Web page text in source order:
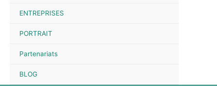
ENTREPRISES
PORTRAIT
Partenariats
BLOG